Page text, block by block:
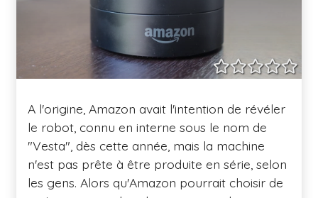
rêves, la marque croit qu'elle sera en mesure
de contribuer davantage à l'expérience et au
succès des jeux à venir.
A l'origine, Amazon avait l'intention de révéler
le robot, connu en interne sous le nom de
"Vesta", dès cette année, mais la machine
n'est pas prête à être produite en série, selon
les gens. Alors qu'Amazon pourrait choisir de